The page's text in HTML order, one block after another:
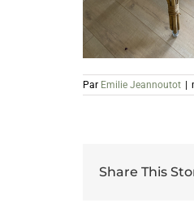
Par Emilie Jeannoutot
Share This